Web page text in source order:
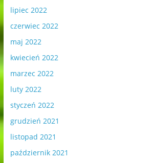
lipiec 2022
czerwiec 2022
maj 2022
kwiecień 2022
marzec 2022
luty 2022
styczeń 2022
grudzień 2021
listopad 2021
październik 2021